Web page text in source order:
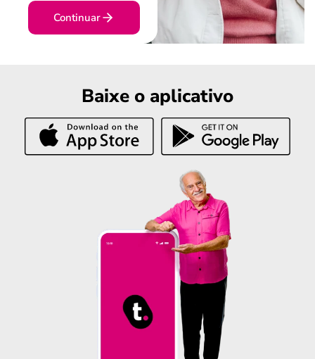
Continuar
Baixe o aplicativo